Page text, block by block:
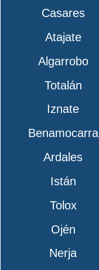
Casares
Atajate
Algarrobo
Totalán
Iznate
Benamocarra
Ardales
Istán
Tolox
Ojén
Nerja